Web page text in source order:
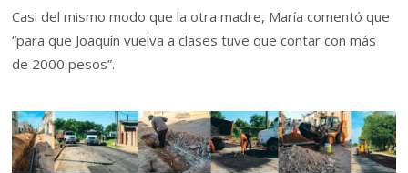
Casi del mismo modo que la otra madre, María comentó que
“para que Joaquín vuelva a clases tuve que contar con más
de 2000 pesos”.